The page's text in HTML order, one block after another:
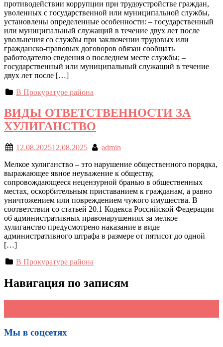
противодействии коррупции при трудоустройстве граждан,
уволенных с государственной или муниципальной службы,
установлены определенные особенности: – государственный
или муниципальный служащий в течение двух лет после
увольнения со службы при заключении трудовых или
гражданско-правовых договоров обязан сообщать
работодателю сведения о последнем месте службы; –
государственный или муниципальный служащий в течение
двух лет после […]
В Прокуратуре района
ВИДЫ ОТВЕТСТВЕННОСТИ ЗА
ХУЛИГАНСТВО
12.08.202512.08.2025
admin
Мелкое хулиганство – это нарушение общественного порядка,
выражающее явное неуважение к обществу,
сопровождающееся нецензурной бранью в общественных
местах, оскорбительным приставанием к гражданам, а равно
уничтожением или повреждением чужого имущества. В
соответствии со статьей 20.1 Кодекса Российской Федерации
об административных правонарушениях за мелкое
хулиганство предусмотрено наказание в виде
административного штрафа в размере от пятисот до одной
[…]
В Прокуратуре района
Навигация по записям
Мы в соцсетях